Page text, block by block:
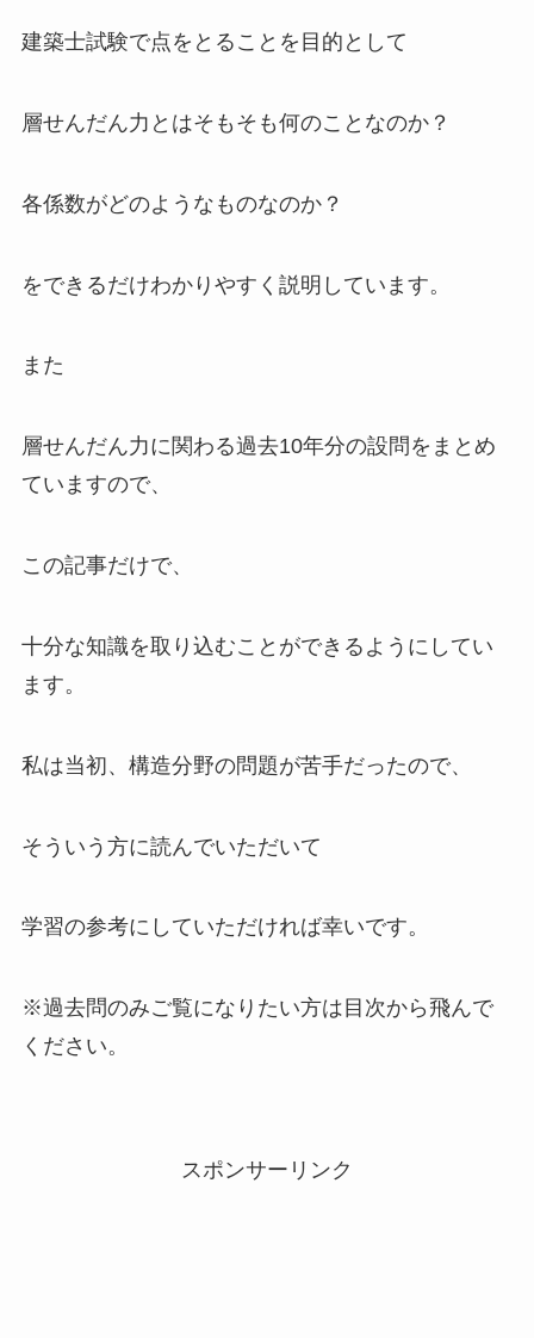
建築士試験で点をとることを目的として
層せんだん力とはそもそも何のことなのか？
各係数がどのようなものなのか？
をできるだけわかりやすく説明しています。
また
層せんだん力に関わる過去10年分の設問をまとめ
ていますので、
この記事だけで、
十分な知識を取り込むことができるようにしてい
ます。
私は当初、構造分野の問題が苦手だったので、
そういう方に読んでいただいて
学習の参考にしていただければ幸いです。
※過去問のみご覧になりたい方は目次から飛んで
ください。
スポンサーリンク